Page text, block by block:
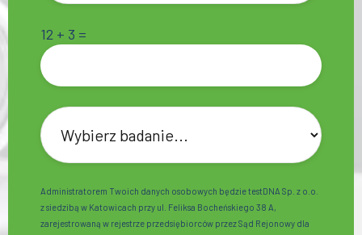
12 + 3 =
Administratorem Twoich danych osobowych będzie testDNA Sp. z o.o.
z siedzibą w Katowicach przy ul. Feliksa Bocheńskiego 38 A,
zarejestrowaną w rejestrze przedsiębiorców przez Sąd Rejonowy dla